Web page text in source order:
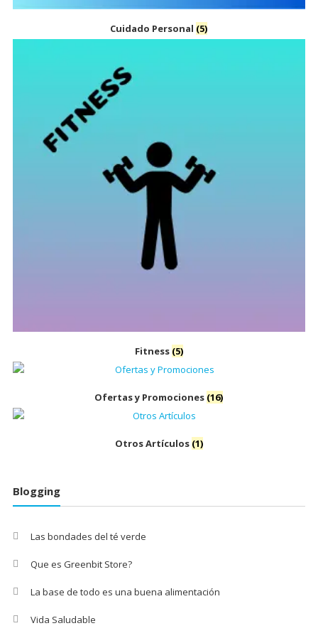
Cuidado Personal (5)
Fitness (5)
Ofertas y Promociones (16)
Otros Artículos (1)
Blogging
Las bondades del té verde
Que es Greenbit Store?
La base de todo es una buena alimentación
Vida Saludable